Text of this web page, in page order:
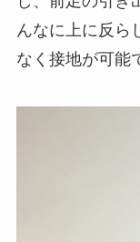
んなに上に反ら
なく接地が可能